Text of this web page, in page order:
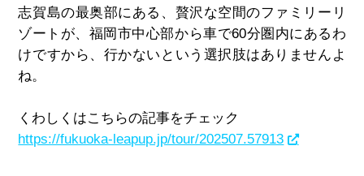
志賀島の最奥部にある、贅沢な空間のファミリーリ
ゾートが、福岡市中心部から車で60分圏内にあるわ
けですから、行かないという選択肢はありませんよ
ね。
くわしくはこちらの記事をチェック
https://fukuoka-leapup.jp/tour/202507.57913